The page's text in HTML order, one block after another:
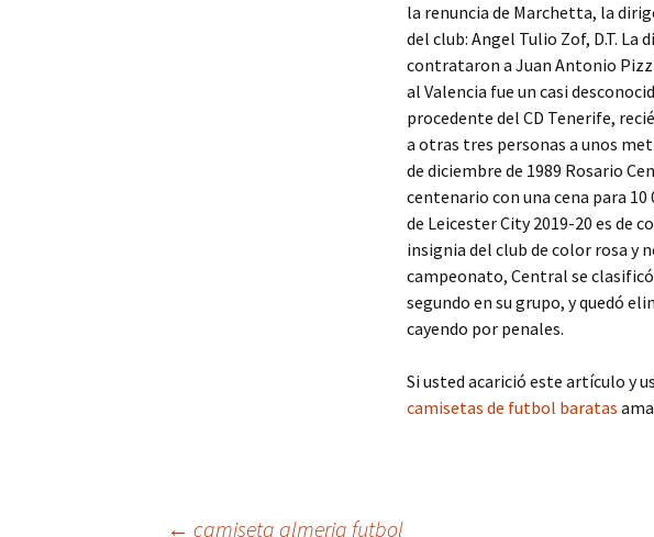
la renuncia de Marchetta, la
del club: Angel Tulio Zof, D.T. La
contrataron a Juan Antonio
al Valencia fue un casi
procedente del CD Tenerife,
a otras tres personas a unos
de diciembre de 1989 Rosario
centenario con una cena para
de Leicester City 2019-20 es de
insignia del club de color rosa y
campeonato, Central se
segundo en su grupo, y quedó
cayendo por penales.
Si usted acarició este artículo y
camisetas de futbol baratas
← camiseta almeria futbol